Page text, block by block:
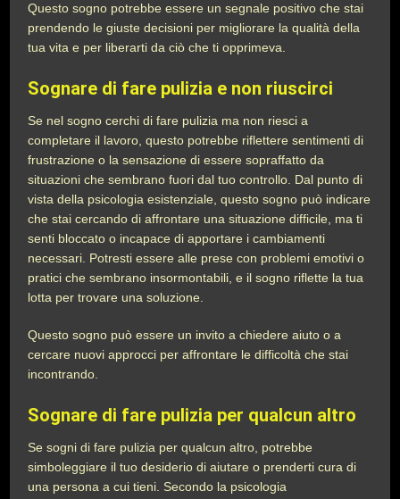
Questo sogno potrebbe essere un segnale positivo che stai
prendendo le giuste decisioni per migliorare la qualità della
tua vita e per liberarti da ciò che ti opprimeva.
Sognare di fare pulizia e non riuscirci
Se nel sogno cerchi di fare pulizia ma non riesci a
completare il lavoro, questo potrebbe riflettere sentimenti di
frustrazione o la sensazione di essere sopraffatto da
situazioni che sembrano fuori dal tuo controllo. Dal punto di
vista della psicologia esistenziale, questo sogno può indicare
che stai cercando di affrontare una situazione difficile, ma ti
senti bloccato o incapace di apportare i cambiamenti
necessari. Potresti essere alle prese con problemi emotivi o
pratici che sembrano insormontabili, e il sogno riflette la tua
lotta per trovare una soluzione.
Questo sogno può essere un invito a chiedere aiuto o a
cercare nuovi approcci per affrontare le difficoltà che stai
incontrando.
Sognare di fare pulizia per qualcun altro
Se sogni di fare pulizia per qualcun altro, potrebbe
simboleggiare il tuo desiderio di aiutare o prenderti cura di
una persona a cui tieni. Secondo la psicologia